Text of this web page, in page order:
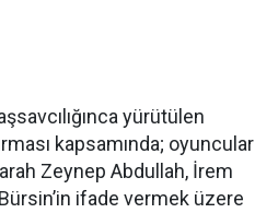
yürütülen
kapsamında; oyuncular
Zeynep Abdullah, İrem
ifade vermek üzere